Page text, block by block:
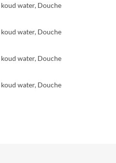
water, Douche
water, Douche
water, Douche
water, Douche